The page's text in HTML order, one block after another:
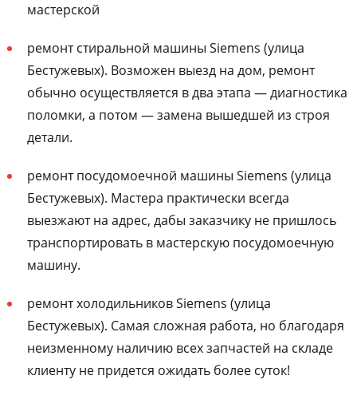
мастерской
ремонт стиральной машины Siemens (улица
Бестужевых). Возможен выезд на дом, ремонт
обычно осуществляется в два этапа — диагностика
поломки, а потом — замена вышедшей из строя
детали.
ремонт посудомоечной машины Siemens (улица
Бестужевых). Мастера практически всегда
выезжают на адрес, дабы заказчику не пришлось
транспортировать в мастерскую посудомоечную
машину.
ремонт холодильников Siemens (улица
Бестужевых). Самая сложная работа, но благодаря
неизменному наличию всех запчастей на складе
клиенту не придется ожидать более суток!